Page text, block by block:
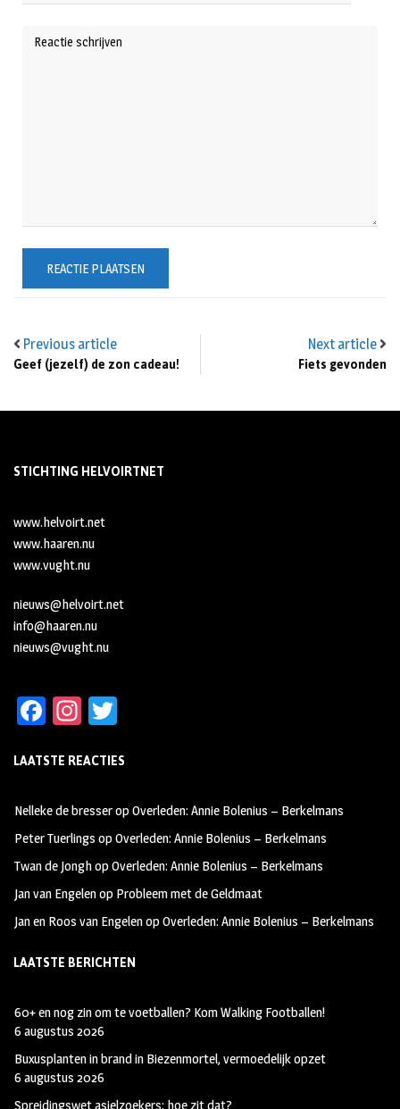
Previous article
Geef (jezelf) de zon cadeau!
Next article
Fiets gevonden
STICHTING HELVOIRTNET
www.helvoirt.net
www.haaren.nu
www.vught.nu
nieuws@helvoirt.net
info@haaren.nu
nieuws@vught.nu
Fa
b
oo
k
In
ag
m
tt
LAATSTE REACTIES
Nelleke de bresseropOverleden: Annie Bolenius – Berkelmans
Peter Tuerlings opOverleden: Annie Bolenius – Berkelmans
Twan de JonghopOverleden: Annie Bolenius – Berkelmans
Jan van Engelenop Probleem met de Geldmaat
Jan en Roos van EngelenopOverleden: Annie Bolenius – Berkelmans
LAATSTE BERICHTEN
60+ en nog zin om te voetballen? Kom Walking Footballen!
6 augustus 2026
Buxusplanten in brand in Biezenmortel, vermoedelijk opzet
6 augustus 2026
Spreidingswet asielzoekers: hoe zit dat?